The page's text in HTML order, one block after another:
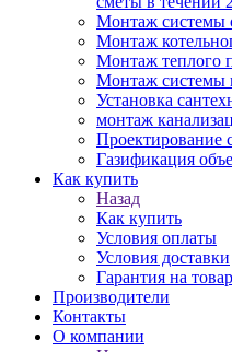
Монтаж системы
Монтаж
Монтаж теплого
Монтаж системы
Установка
монтаж
Проектирование
Газификация
Как купить
Назад
Как купить
Условия оплаты
Условия доставки
Гарантия на товар
Производители
Контакты
О компании